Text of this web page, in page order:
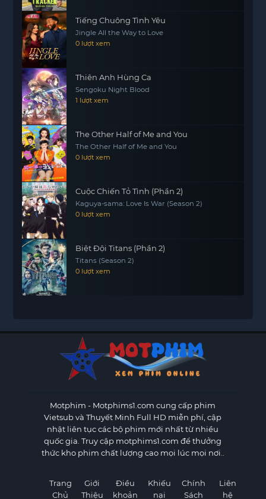
khứ để xây dựng tương lai.
Tiếng Chuông Tình Yêu
Jingle All the Way to Love
0 lượt xem
Thiên Anh Hùng Ca
Sengoku Night Blood
1 lượt xem
The Other Half of Me and You
The Other Half of Me and You
0 lượt xem
Cuộc Chiến Tỏ Tình (Phần 2)
Kaguya-sama: Love Is War (Season 2)
0 lượt xem
Biệt Đội Titans (Phần 2)
Titans (Season 2)
0 lượt xem
Motphim - Motphims1.com cung cấp phim
Vietsub và Thuyết Minh Full HD miễn phí, cập
nhật liên tục các bộ phim mới nhất từ nhiều
quốc gia. Truy cập motphims1.com để thưởng
thức kho phim chất lượng cao mọi lúc mọi nơi..
Trang
Chủ
Giới
Thiệu
Điều
khoản
Khiếu
nại
Chính
Sách
Liên
hệ